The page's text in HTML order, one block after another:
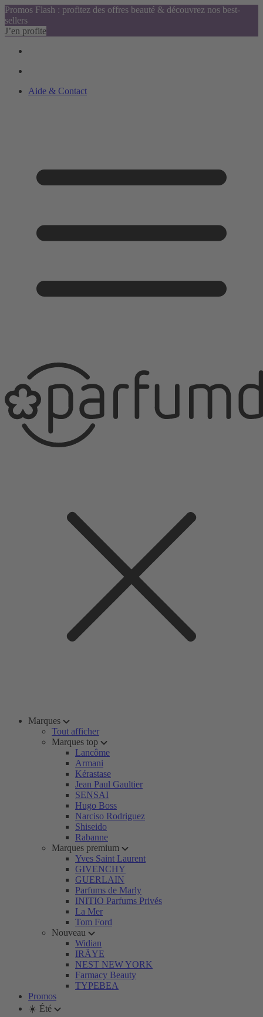
Promos Flash : profitez des offres beauté & découvrez nos best-
sellers
J’en profite
Aide & Contact
Marques
Tout afficher
Marques top
Lancôme
Armani
Kérastase
Jean Paul Gaultier
SENSAI
Hugo Boss
Narciso Rodriguez
Shiseido
Rabanne
Marques premium
Yves Saint Laurent
GIVENCHY
GUERLAIN
Parfums de Marly
INITIO Parfums Privés
La Mer
Tom Ford
Nouveau
Widian
IRÄYE
NEST NEW YORK
Farmacy Beauty
TYPEBEA
Promos
☀️ Été